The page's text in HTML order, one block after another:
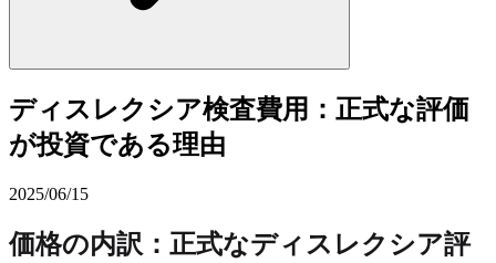
ディスレクシア検査費用：正式な評価
が投資である理由
2025/06/15
価格の内訳：正式なディスレクシア評